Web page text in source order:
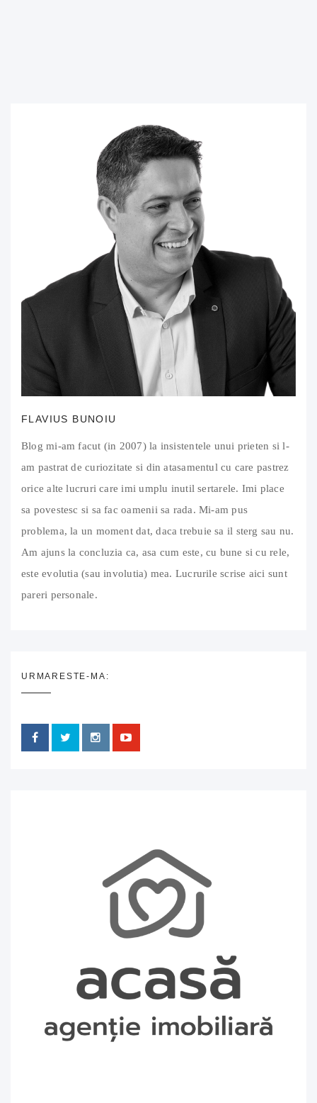
FLAVIUS BUNOIU
Blog mi-am facut (in 2007) la insistentele unui prieten si l-
am pastrat de curiozitate si din atasamentul cu care pastrez
orice alte lucruri care imi umplu inutil sertarele. Imi place
sa povestesc si sa fac oamenii sa rada. Mi-am pus
problema, la un moment dat, daca trebuie sa il sterg sau nu.
Am ajuns la concluzia ca, asa cum este, cu bune si cu rele,
este evolutia (sau involutia) mea. Lucrurile scrise aici sunt
pareri personale.
URMARESTE-MA: